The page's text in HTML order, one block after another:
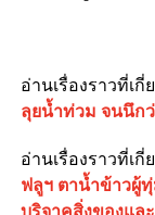
อ่านเรื่องราวที่เกี่
ลุยน้ำท่วม จนนึก
อ่านเรื่องราวที่เกี่
ฟลูฯ ตาน้ำข้าวผู้
บริจาคสิ่งของแล